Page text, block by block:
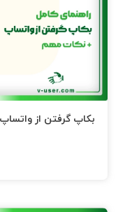
بکاپ گرفتن از واتساپ